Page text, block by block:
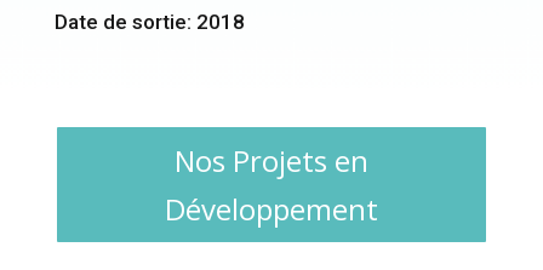
Date de sortie: 2018
Nos Projets en
Développement